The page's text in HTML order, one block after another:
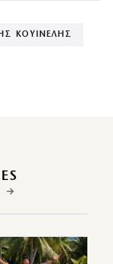
ΚΟΥΙΝΕΛΗΣ
→